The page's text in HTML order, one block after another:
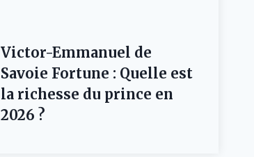
Victor-Emmanuel de
Savoie Fortune : Quelle est
la richesse du prince en
2026 ?